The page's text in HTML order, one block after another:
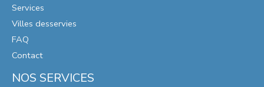
Services
Villes desservies
FAQ
Contact
NOS SERVICES